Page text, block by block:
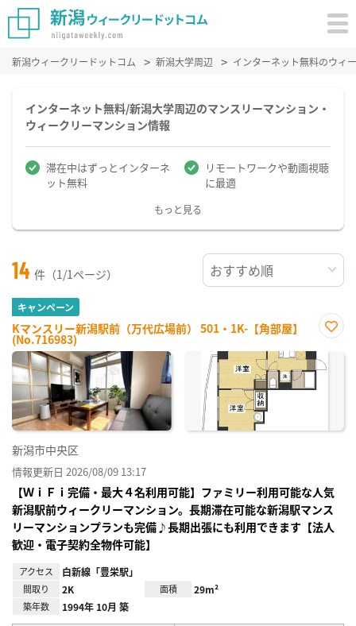
新潟ウィークリードットコム 新潟大学周辺 インターネット無料のウィ
インターネット無料/新潟大学周辺のマンスリーマンション・
ウィークリーマンション情報
滞在中はずっとインターネ
ット無料
リモートワークや動画視聴
に最適
もっと見る
14 件（1/1ページ）
キャンペーン
Kマンスリー新潟駅前（万代広場前） 501・1K-【角部屋】
(No.716983)
に入
り登
新潟市中央区
情報更新日 2026/08/09 13:17
【ＷｉＦｉ完備・最大４名利用可能】ファミリー利用可能な人気
新潟駅前ウィークリーマンション。長期滞在可能な新潟駅マンス
リーマンションプランも完備♪長期出張にも利用できます【法人
歓迎・電子契約全物件可能】
アクセス 白新線「豊栄駅」
間取り 2K 面積 29m²
築年数 1994年 10月 築